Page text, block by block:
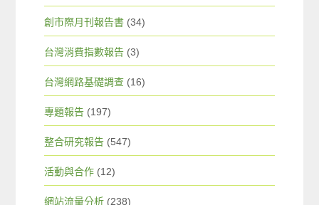
創市際月刊報告書 (34)
台灣消費指數報告 (3)
台灣網路基礎調查 (16)
專題報告 (197)
整合研究報告 (547)
活動與合作 (12)
網站流量分析 (238)